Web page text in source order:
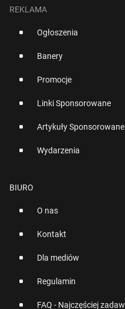
REKLAMA
Ogłoszenia
Banery
Promocje
Linki Sponsorowane
Artykuły Sponsorowane
Wydarzenia
BIURO
O nas
Kontakt
Dla mediów
Regulamin